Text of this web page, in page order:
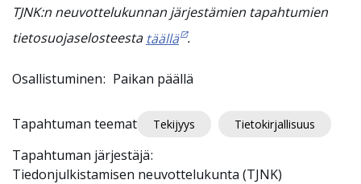
TJNK:n neuvottelukunnan järjestämien tapahtumien
tietosuojaselosteesta täällä .
Osallistuminen Paikan päällä
Tapahtuman teemat Tekijyys Tietokirjallisuus
Tapahtuman järjestäjä
Tiedonjulkistamisen neuvottelukunta (TJNK)